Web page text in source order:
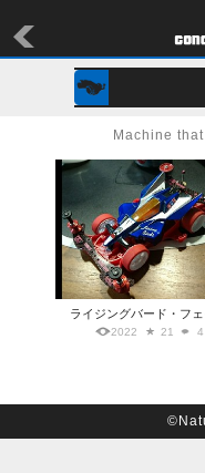
Machine
ライジングバード・フェ
2022 21 4